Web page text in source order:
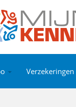
Verzekeringen